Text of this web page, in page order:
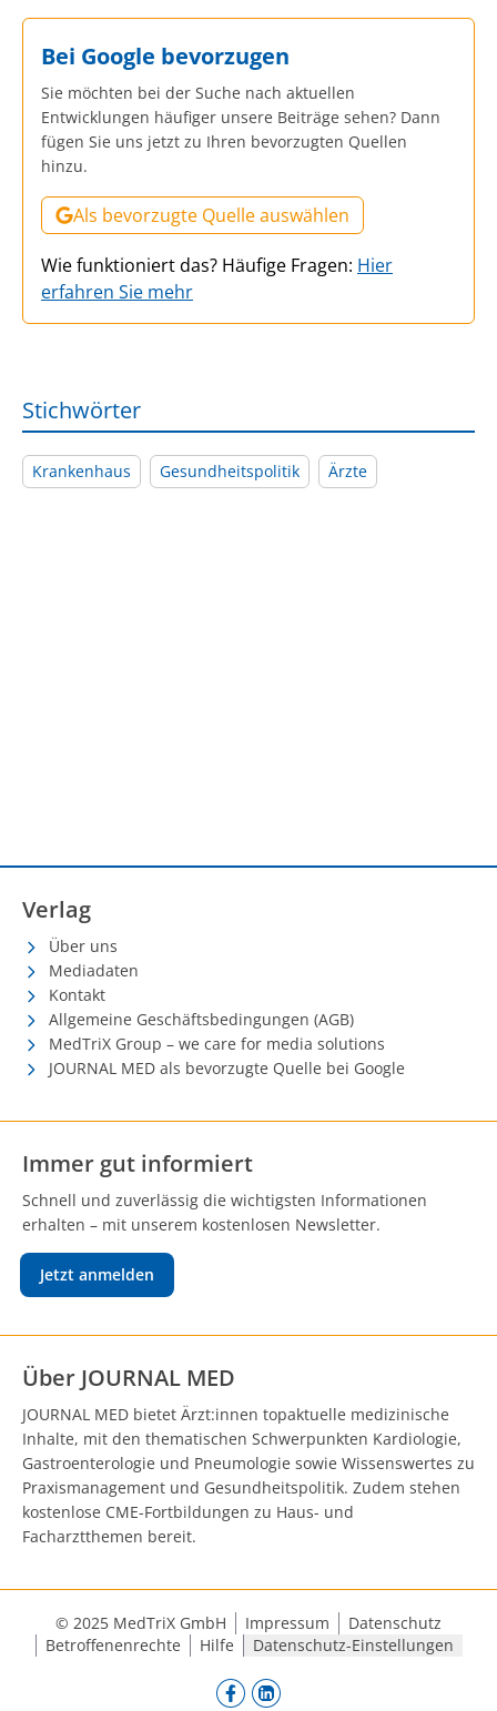
Bei Google bevorzugen
Sie möchten bei der Suche nach aktuellen
Entwicklungen häufiger unsere Beiträge sehen? Dann
fügen Sie uns jetzt zu Ihren bevorzugten Quellen
hinzu.
Als bevorzugte Quelle auswählen
Wie funktioniert das? Häufige Fragen: Hier
erfahren Sie mehr
Stichwörter
Krankenhaus Gesundheitspolitik Ärzte
Verlag
Über uns
Mediadaten
Kontakt
Allgemeine Geschäftsbedingungen (AGB)
MedTriX Group – we care for media solutions
JOURNAL MED als bevorzugte Quelle bei Google
Immer gut informiert
Schnell und zuverlässig die wichtigsten Informationen
erhalten – mit unserem kostenlosen Newsletter.
Jetzt anmelden
Über JOURNAL MED
JOURNAL MED bietet Ärzt:innen topaktuelle medizinische
Inhalte, mit den thematischen Schwerpunkten Kardiologie,
Gastroenterologie und Pneumologie sowie Wissenswertes zu
Praxismanagement und Gesundheitspolitik. Zudem stehen
kostenlose CME-Fortbildungen zu Haus- und
Facharztthemen bereit.
© 2025 MedTriX GmbH Impressum
Datenschutz
Betroffenenrechte
Hilfe Datenschutz-Einstellungen